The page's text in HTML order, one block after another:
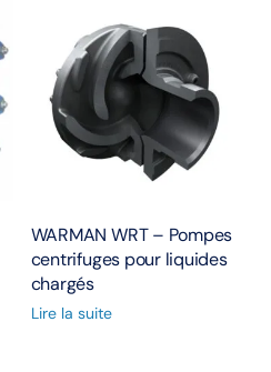
WARMAN WRT – Pompes
centrifuges pour liquides
chargés
Lire la suite